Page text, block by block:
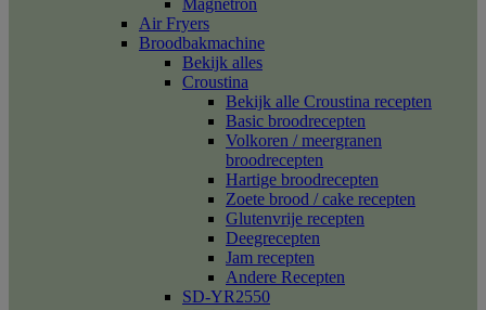
Magnetron
Air Fryers
Broodbakmachine
Bekijk alles
Croustina
Bekijk alle Croustina recepten
Basic broodrecepten
Volkoren / meergranen
broodrecepten
Hartige broodrecepten
Zoete brood / cake recepten
Glutenvrije recepten
Deegrecepten
Jam recepten
Andere Recepten
SD-YR2550